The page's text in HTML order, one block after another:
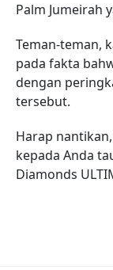
Palm Jumeirah
Teman-teman,
pada fakta
dengan
tersebut.
Harap
kepada Anda
Diamonds